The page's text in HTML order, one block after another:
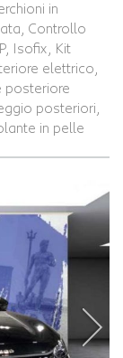
in
Controllo
Isofix, Kit
elettrico,
posteriore
posteriori,
in pelle